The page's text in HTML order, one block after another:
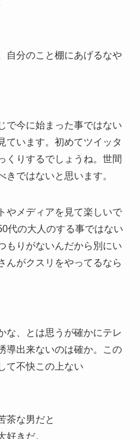
自分のこと棚にあげるなや
で今に始まった事ではない
ています。初めてツイッタ
くりするでしょうね。世間
ではないと思います。
やメディアを見て楽しいで
代の大人のする事ではない
もりがないんだから別にい
んがクスリをやってるなら
な、とは思うが確かにテレ
導出来ないのは確か。この
て不快この上ない
茶な男だと
好きだ。